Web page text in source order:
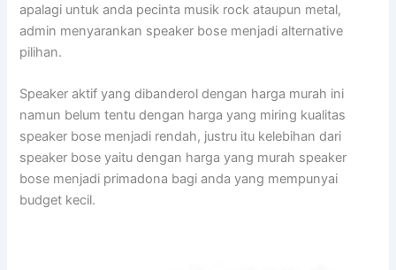
apalagi untuk anda pecinta musik rock ataupun metal,
admin menyarankan speaker bose menjadi alternative
pilihan.
Speaker aktif yang dibanderol dengan harga murah ini
namun belum tentu dengan harga yang miring kualitas
speaker bose menjadi rendah, justru itu kelebihan dari
speaker bose yaitu dengan harga yang murah speaker
bose menjadi primadona bagi anda yang mempunyai
budget kecil.